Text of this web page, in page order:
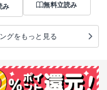
み 無料立読み
グをもっと見る